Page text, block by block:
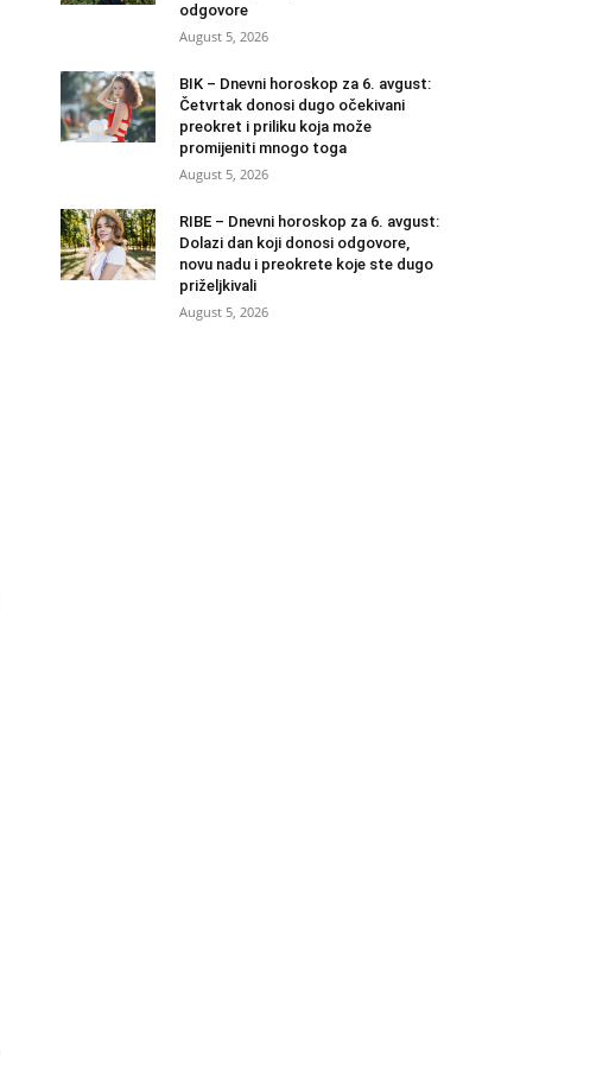
odgovore
August 5, 2026
BIK – Dnevni horoskop za 6. avgust:
Četvrtak donosi dugo očekivani
preokret i priliku koja može
promijeniti mnogo toga
August 5, 2026
RIBE – Dnevni horoskop za 6. avgust:
Dolazi dan koji donosi odgovore,
novu nadu i preokrete koje ste dugo
priželjkivali
August 5, 2026